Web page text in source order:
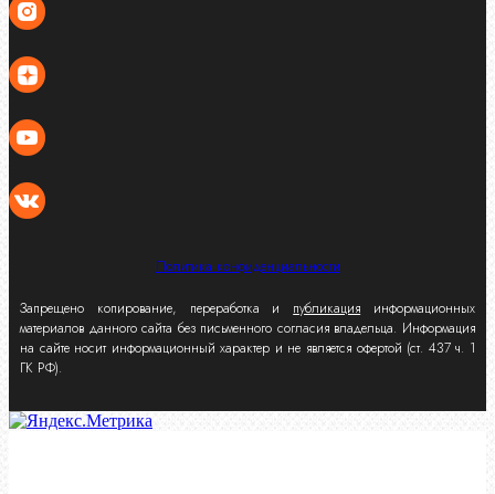
Политика конфиденциальности
Запрещено копирование, переработка и публикация информационных
материалов данного сайта без письменного согласия владельца. Информация
на сайте носит информационный характер и не является офертой (ст. 437 ч. 1
ГК РФ).